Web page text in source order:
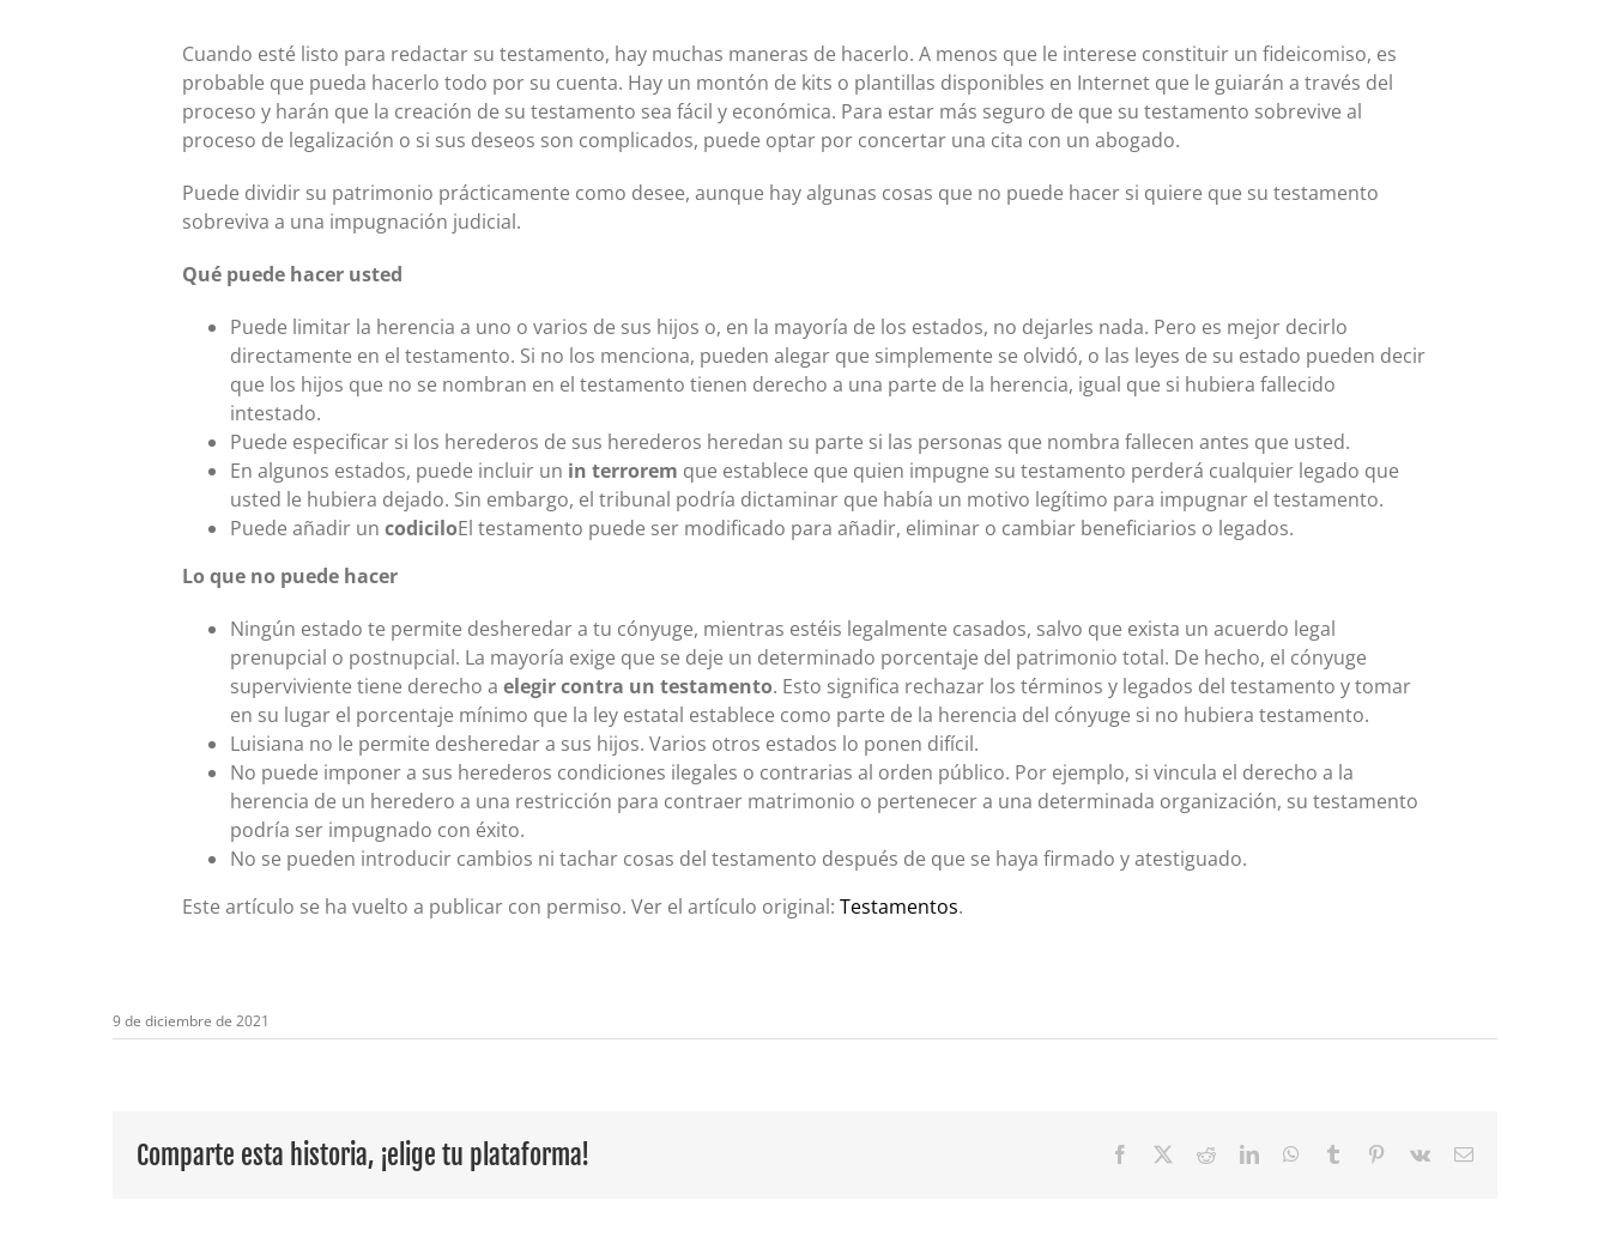
Cuando esté listo para redactar su testamento, hay muchas maneras de hacerlo. A menos que le interese constituir un fideicomiso, es
probable que pueda hacerlo todo por su cuenta. Hay un montón de kits o plantillas disponibles en Internet que le guiarán a través del
proceso y harán que la creación de su testamento sea fácil y económica. Para estar más seguro de que su testamento sobrevive al
proceso de legalización o si sus deseos son complicados, puede optar por concertar una cita con un abogado.
Puede dividir su patrimonio prácticamente como desee, aunque hay algunas cosas que no puede hacer si quiere que su testamento
sobreviva a una impugnación judicial.
Qué puede hacer usted
Puede limitar la herencia a uno o varios de sus hijos o, en la mayoría de los estados, no dejarles nada. Pero es mejor decirlo
directamente en el testamento. Si no los menciona, pueden alegar que simplemente se olvidó, o las leyes de su estado pueden decir
que los hijos que no se nombran en el testamento tienen derecho a una parte de la herencia, igual que si hubiera fallecido
intestado.
Puede especificar si los herederos de sus herederos heredan su parte si las personas que nombra fallecen antes que usted.
En algunos estados, puede incluir un in terrorem que establece que quien impugne su testamento perderá cualquier legado que
usted le hubiera dejado. Sin embargo, el tribunal podría dictaminar que había un motivo legítimo para impugnar el testamento.
Puede añadir un codiciloEl testamento puede ser modificado para añadir, eliminar o cambiar beneficiarios o legados.
Lo que no puede hacer
Ningún estado te permite desheredar a tu cónyuge, mientras estéis legalmente casados, salvo que exista un acuerdo legal
prenupcial o postnupcial. La mayoría exige que se deje un determinado porcentaje del patrimonio total. De hecho, el cónyuge
superviviente tiene derecho a elegir contra un testamento. Esto significa rechazar los términos y legados del testamento y tomar
en su lugar el porcentaje mínimo que la ley estatal establece como parte de la herencia del cónyuge si no hubiera testamento.
Luisiana no le permite desheredar a sus hijos. Varios otros estados lo ponen difícil.
No puede imponer a sus herederos condiciones ilegales o contrarias al orden público. Por ejemplo, si vincula el derecho a la
herencia de un heredero a una restricción para contraer matrimonio o pertenecer a una determinada organización, su testamento
podría ser impugnado con éxito.
No se pueden introducir cambios ni tachar cosas del testamento después de que se haya firmado y atestiguado.
Este artículo se ha vuelto a publicar con permiso. Ver el artículo original: Testamentos.
9 de diciembre de 2021
Comparte esta historia, ¡elige tu plataforma! Facebook RedditLinkedInWhatsApp
Tumblr Pinterest
Vk Email